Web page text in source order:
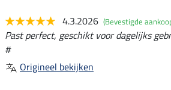
4.3.2026 (Bevestigde
Past perfect, geschikt voor dagelijks
#
Origineel bekijken